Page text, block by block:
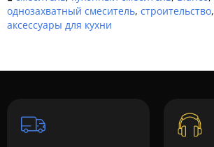
однозахватный смеситель, строительство,
аксессуары для кухни